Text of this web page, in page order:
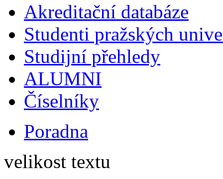
Akreditační databáze
Studenti pražských
Studijní přehledy
ALUMNI
Číselníky
Poradna
velikost textu